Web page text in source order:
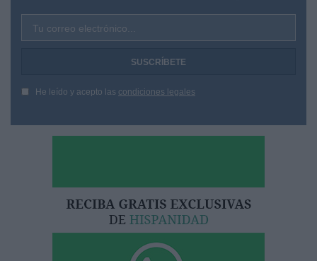
Tu correo electrónico...
He leído y acepto las condiciones legales